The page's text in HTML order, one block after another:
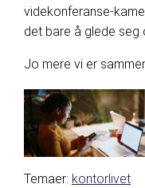
videkonferanse-
det bare å glede
Jo mere vi er
Temaer: kontorlivet